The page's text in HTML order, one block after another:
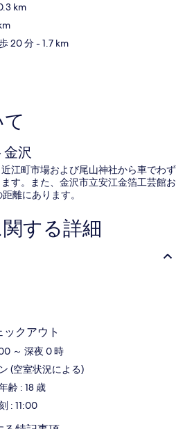
km
20 分- 1.7 km
沢
江町市場および尾山神社から車でわず
す。また、金沢市立安江金箔工芸館お
離にあります。
する詳細
クアウト
～ 深夜 0 時
(空室状況による)
齢 : 18 歳
: 11:00